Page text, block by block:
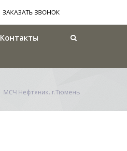
ЗАКАЗАТЬ ЗВОНОК
Контакты
МСЧ Нефтяник. г.Тюмень